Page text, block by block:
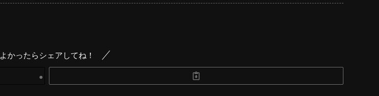
よかったらシェアしてね！